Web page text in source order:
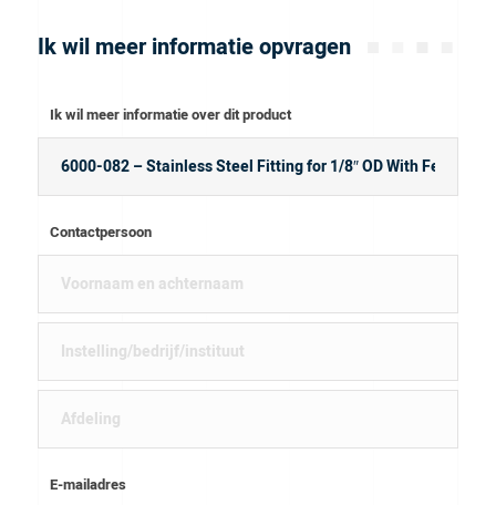
Ik wil meer informatie opvragen
Ik wil meer informatie over dit product
Contactpersoon
E-mailadres